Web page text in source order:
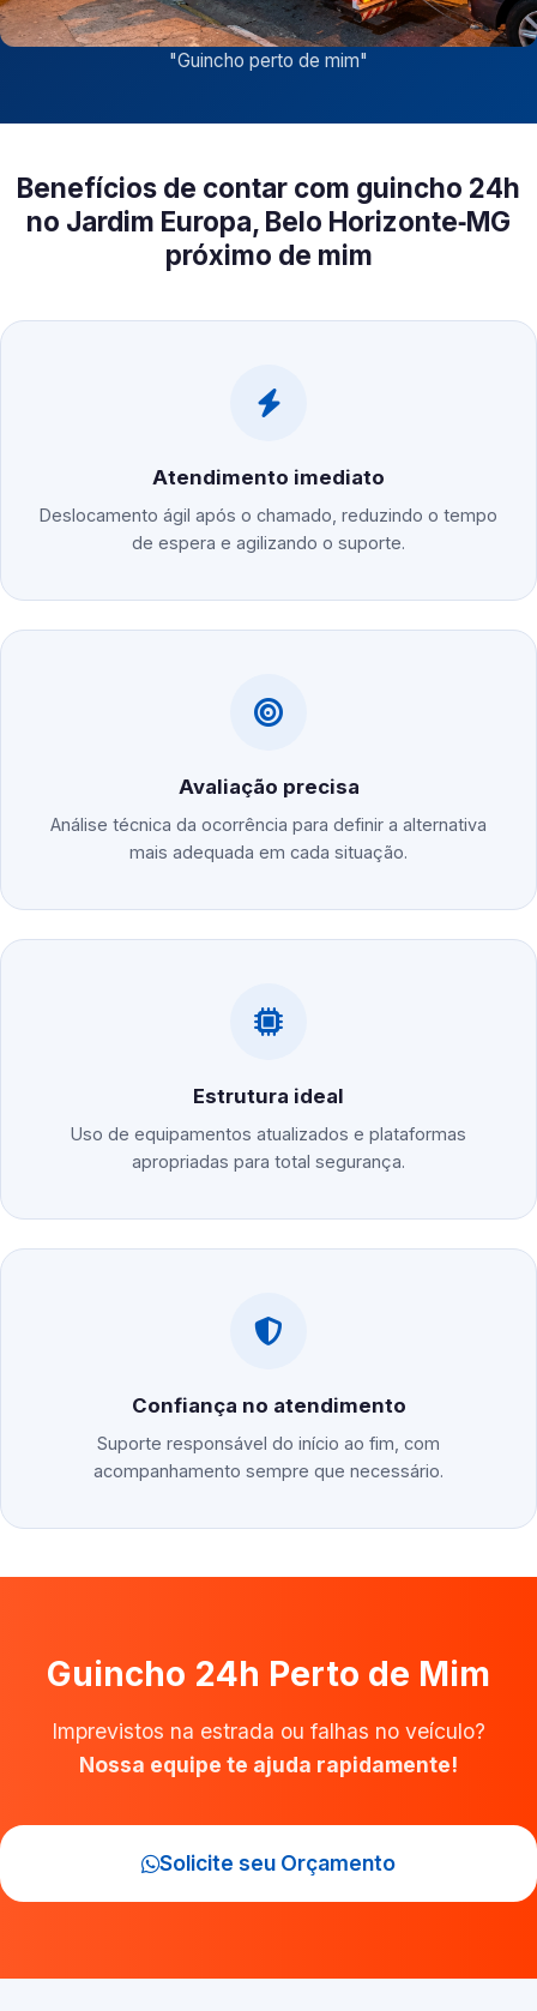
"Guincho perto de mim"
Benefícios de contar com guincho 24h
no Jardim Europa, Belo Horizonte‑MG
próximo de mim
Atendimento imediato
Deslocamento ágil após o chamado, reduzindo o tempo
de espera e agilizando o suporte.
Avaliação precisa
Análise técnica da ocorrência para definir a alternativa
mais adequada em cada situação.
Estrutura ideal
Uso de equipamentos atualizados e plataformas
apropriadas para total segurança.
Confiança no atendimento
Suporte responsável do início ao fim, com
acompanhamento sempre que necessário.
Guincho 24h Perto de Mim
Imprevistos na estrada ou falhas no veículo?
Nossa equipe te ajuda rapidamente!
Solicite seu Orçamento